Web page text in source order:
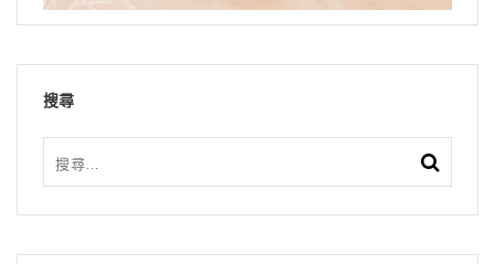
搜尋